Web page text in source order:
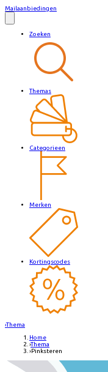
Mailaanbiedingen
Zoeken
Themas
Categorieen
Merken
Kortingscodes
‹Thema
Home
›Thema
›Pinksteren